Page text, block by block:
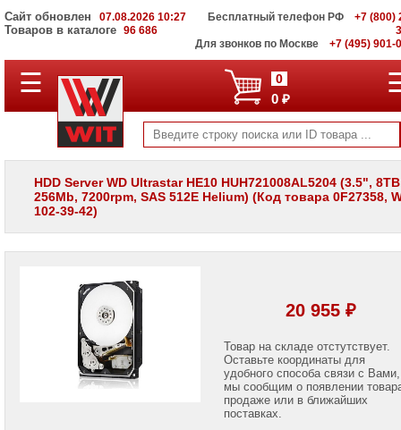
Сайт обновлен 07.08.2026 10:27
Товаров в каталоге 96 686
Бесплатный телефон РФ
+7 (800)
Для звонков по Москве
+7 (495) 901-
ПОЛНЫЙ
КАТАЛОГ
Корпоративные
серверы
WIT
Системы
хранения
данных
Мониторы
Проекторы
☰ 0
0 ₽
HDD Server WD Ultrastar HE10 HUH721008AL5204 (3.5",
256Mb, 7200rpm, SAS 512E Helium) (Код товара 0F27358,
102-39-42)
20 955 ₽
Товар на складе отстутствует.
Оставьте координаты для
удобного способа связи с Вами,
мы сообщим о появлении
продаже или в ближайших
поставках.